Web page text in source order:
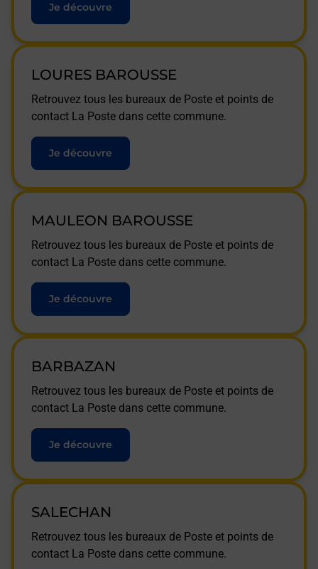
Je découvre
LOURES BAROUSSE
Retrouvez tous les bureaux de Poste et points de
contact La Poste dans cette commune.
Je découvre
MAULEON BAROUSSE
Retrouvez tous les bureaux de Poste et points de
contact La Poste dans cette commune.
Je découvre
BARBAZAN
Retrouvez tous les bureaux de Poste et points de
contact La Poste dans cette commune.
Je découvre
SALECHAN
Retrouvez tous les bureaux de Poste et points de
contact La Poste dans cette commune.